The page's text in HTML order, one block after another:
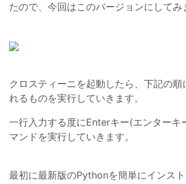
たので、今回はこのバージョンにしてみ
クロスティーニを起動したら、下記の
れるものを実行していきます。
一行入力する度にEnterキー(エンターキ
マンドを実行していきます。
最初に最新版のPythonを簡単にインス